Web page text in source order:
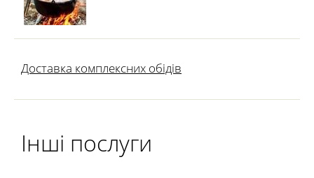
Доставка комплексних обідів
Інші послуги